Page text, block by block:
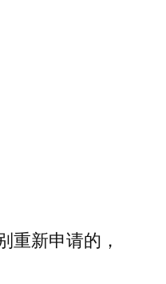
重新申请的，